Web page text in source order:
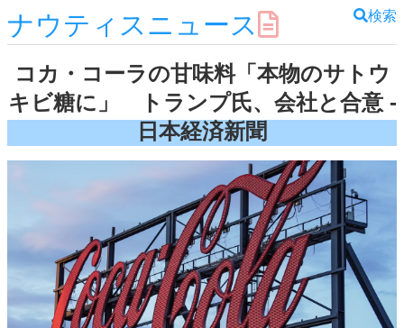
ナウティスニュース 検索
コカ・コーラの甘味料「本物のサトウ
キビ糖に」 トランプ氏、会社と合意 -
日本経済新聞